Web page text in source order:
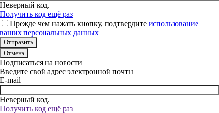
Неверный код.
Получить код ещё раз
Прежде чем нажать кнопку, подтвердите использование
ваших персональных данных
Отмена
Подписаться на новости
Введите свой адрес электронной почты
E-mail
Неверный код.
Получить код ещё раз